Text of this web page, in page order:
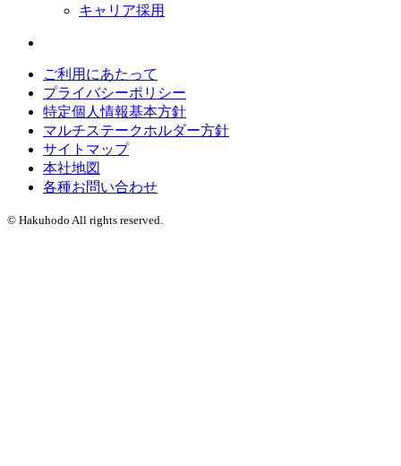
キャリア採用
ご利用にあたって
プライバシーポリシー
特定個人情報基本方針
マルチステークホルダー方針
サイトマップ
本社地図
各種お問い合わせ
© Hakuhodo All rights reserved.